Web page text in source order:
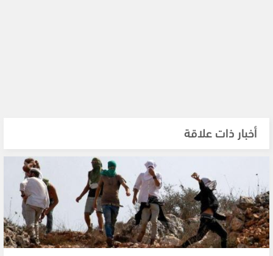
أخبار ذات علاقة